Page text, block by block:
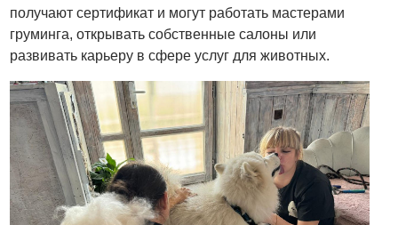
получают сертификат и могут работать мастерами
груминга, открывать собственные салоны или
развивать карьеру в сфере услуг для животных.